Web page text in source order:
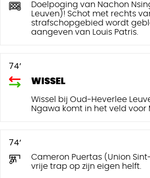
Doelpoging van Nachon
Leuven)! Schot met rechts
strafschopgebied wordt
aangeven van Louis Patris.
74’
WISSEL
Wissel bij Oud-Heverlee
Ngawa komt in het veld voor
74’
Cameron Puertas (Union
vrije trap op zijn eigen helft.